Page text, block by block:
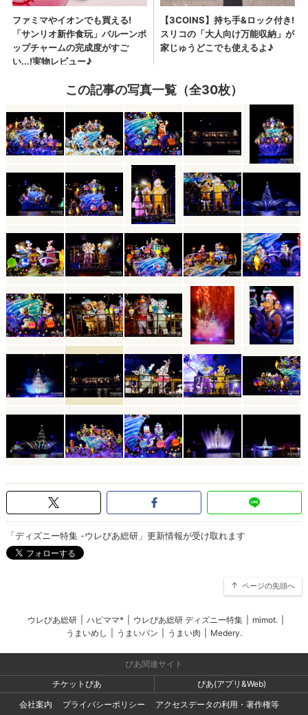
この記事の写真一覧（全30枚）
「ディズニー特集 -ウレぴあ総研」更新情報が受け取れます
ページの先頭へ
ウレぴあ総研 ハピママ* ウレぴあ総研 ディズニー特集 mimot.
うまいめし
うまいパン うまい肉 Medery.
ぴあ関連サイト
チケットぴあ
ぴあ(アプリ&Web)
会社案内
プライバシーポリシー アクセスデータの利用・著作権等